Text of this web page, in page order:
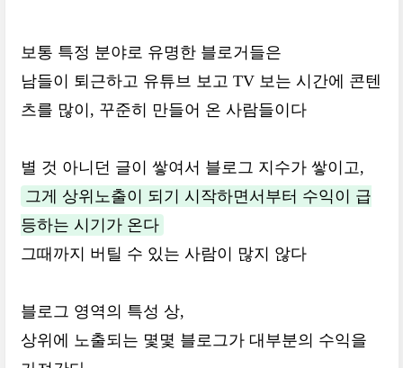
보통 특정 분야로 유명한 블로거들은
남들이 퇴근하고 유튜브 보고 TV 보는 시간에 콘텐
츠를 많이, 꾸준히 만들어 온 사람들이다
별 것 아니던 글이 쌓여서 블로그 지수가 쌓이고,
그게 상위노출이 되기 시작하면서부터 수익이 급
등하는 시기가 온다
그때까지 버틸 수 있는 사람이 많지 않다
블로그 영역의 특성 상,
상위에 노출되는 몇몇 블로그가 대부분의 수익을